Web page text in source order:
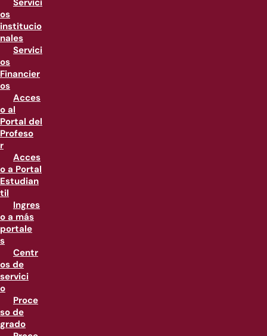
Servici
os
institucio
nales
Servici
os
Financier
os
Acces
o al
Portal del
Profeso
r
Acces
o a Portal
Estudian
til
Ingres
o a más
portale
s
Centr
os de
servici
o
Proce
so de
grado